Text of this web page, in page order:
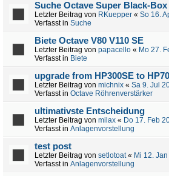
Suche Octave Super Black-
Letzter Beitrag von RKuepper « So 16.
Verfasst in Suche
Biete Octave V80 V110 SE
Letzter Beitrag von papacello « Mo 27.
Verfasst in Biete
upgrade from HP300SE to
Letzter Beitrag von michnix « Sa 9. Jul
Verfasst in Octave Röhrenverstärker
ultimativste Entscheidung
Letzter Beitrag von milax « Do 17. Feb
Verfasst in Anlagenvorstellung
test post
Letzter Beitrag von setlotoat« Mi 12.
Verfasst in Anlagenvorstellung